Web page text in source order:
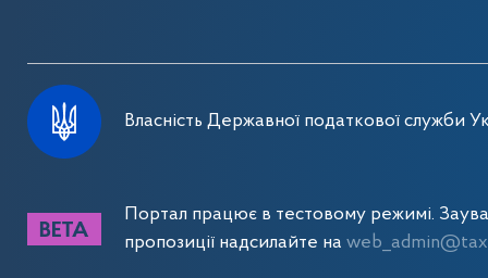
Власність Державної податкової служби
Портал працює в тестовому режимі.
пропозиції надсилайте на